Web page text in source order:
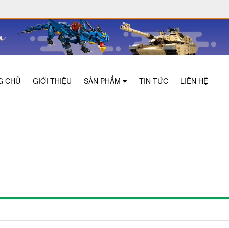
CHỦ GIỚI THIỆU SẢN PHẨM TIN TỨC LIÊN HỆ